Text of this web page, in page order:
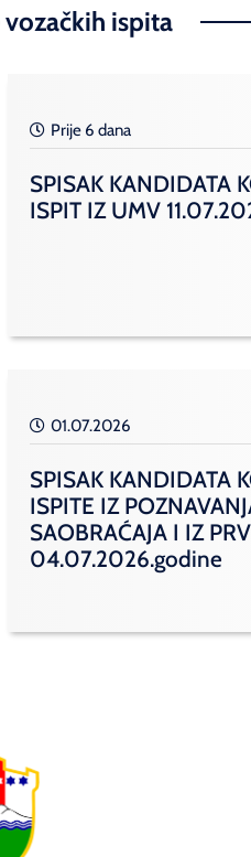
ispita
Prije 6 dana
SPISAK KANDIDATA
ISPIT IZ UMV
01.07.2026
SPISAK KANDIDATA
ISPITE IZ
SAOBRAĆAJA I IZ
04.07.2026.godine